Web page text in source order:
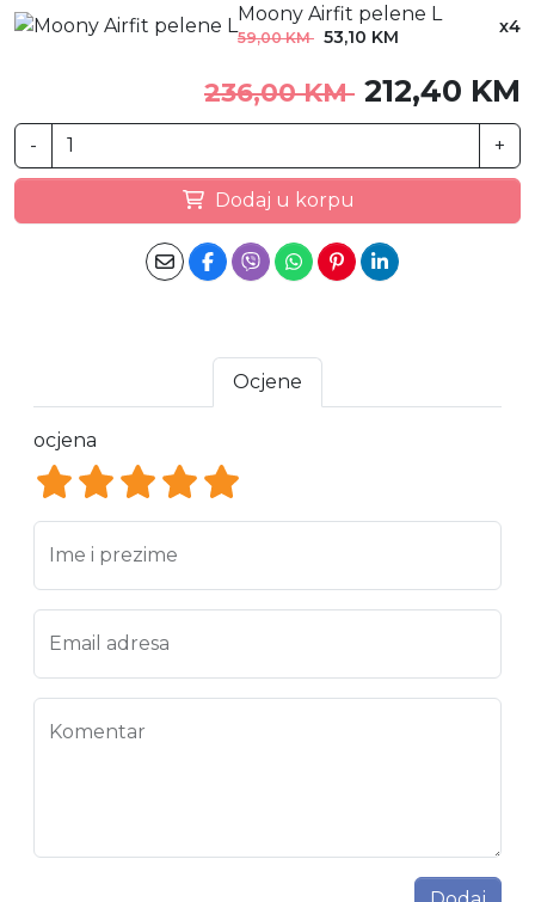
Moony Airfit pelene L
59,00 KM 53,10 KM x4
236,00 KM 212,40 KM
- +
Dodaj u korpu
Ocjene
ocjena
ocjena 5
ocjena 4
ocjena 3
ocjena 2
ocjena 1
Ime i prezime
Email adresa
Komentar